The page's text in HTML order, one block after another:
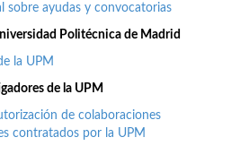
sobre ayudas y convocatorias
Politécnica de Madrid
la UPM
de la UPM
de colaboraciones
contratados por la UPM